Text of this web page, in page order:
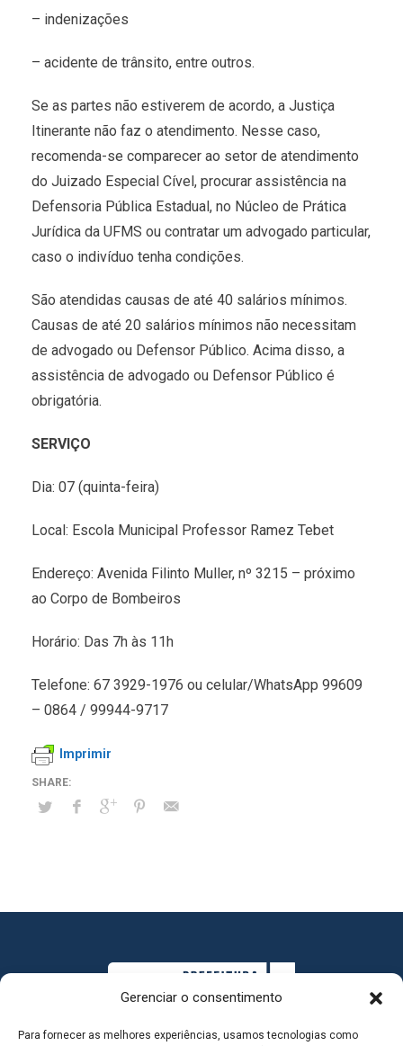
Gerenciar o consentimento
Para fornecer as melhores experiências, usamos tecnologias como
– indenizações
– acidente de trânsito, entre outros.
Se as partes não estiverem de acordo, a Justiça
Itinerante não faz o atendimento. Nesse caso,
recomenda-se comparecer ao setor de atendimento
do Juizado Especial Cível, procurar assistência na
Defensoria Pública Estadual, no Núcleo de Prática
Jurídica da UFMS ou contratar um advogado particular,
caso o indivíduo tenha condições.
São atendidas causas de até 40 salários mínimos.
Causas de até 20 salários mínimos não necessitam
de advogado ou Defensor Público. Acima disso, a
assistência de advogado ou Defensor Público é
obrigatória.
SERVIÇO
Dia: 07 (quinta-feira)
Local: Escola Municipal Professor Ramez Tebet
Endereço: Avenida Filinto Muller, nº 3215 – próximo
ao Corpo de Bombeiros
Horário: Das 7h às 11h
Telefone: 67 3929-1976 ou celular/WhatsApp 99609
– 0864 / 99944-9717
Imprimir